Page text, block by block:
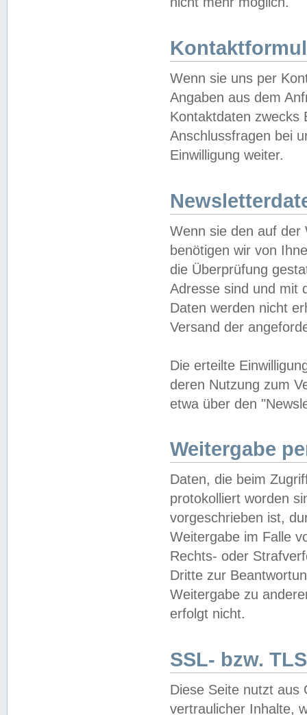
Wenn sie uns per
Angaben aus dem
Kontaktdaten zwecks
Anschlussfragen bei
Einwilligung weiter.
Wenn sie den auf der
benötigen wir von
die Überprüfung
Adresse sind und mit
Daten werden nicht
Versand der
Die erteilte
deren Nutzung zum
etwa über den
Weitergabe
Daten, die beim
protokolliert worden
vorgeschrieben ist,
Weitergabe im Falle
Rechts- oder
Dritte zur
Weitergabe zu
erfolgt nicht.
SSL- bzw.
Diese Seite nutzt aus
vertraulicher Inhalte,